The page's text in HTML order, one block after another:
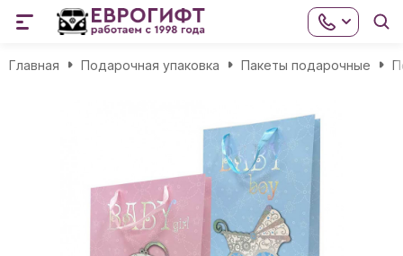
Главная Подарочная упаковка Пакеты подарочные